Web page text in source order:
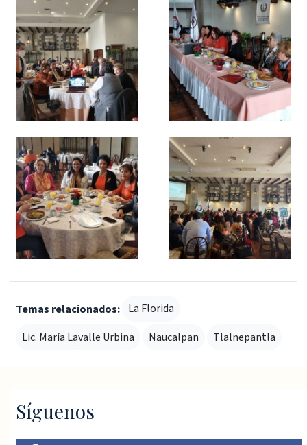
Temas relacionados: La Florida
Lic. María Lavalle Urbina
Naucalpan Tlalnepantla
Síguenos